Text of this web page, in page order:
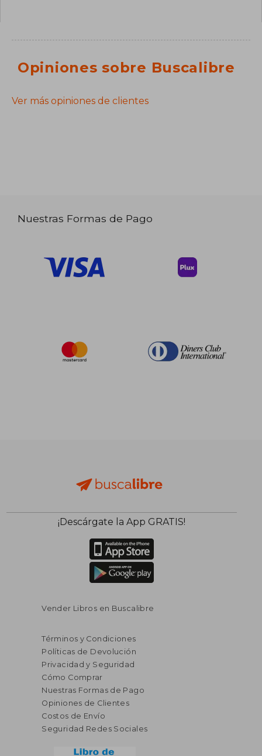
Opiniones sobre Buscalibre
Ver más opiniones de clientes
Nuestras Formas de Pago
¡Descárgate la App GRATIS!
Vender Libros en Buscalibre
Términos y Condiciones
Políticas de Devolución
Privacidad y Seguridad
Cómo Comprar
Nuestras Formas de Pago
Opiniones de Clientes
Costos de Envío
Seguridad Redes Sociales